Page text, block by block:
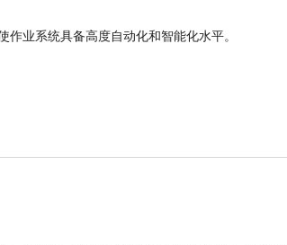
业系统具备高度自动化和智能化水平。